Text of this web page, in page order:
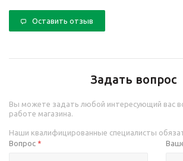
Оставить отзыв
Задать вопрос
Вы можете задать любой интересующий вас
работе магазина.
Наши квалифицированные специалисты
Вопрос *